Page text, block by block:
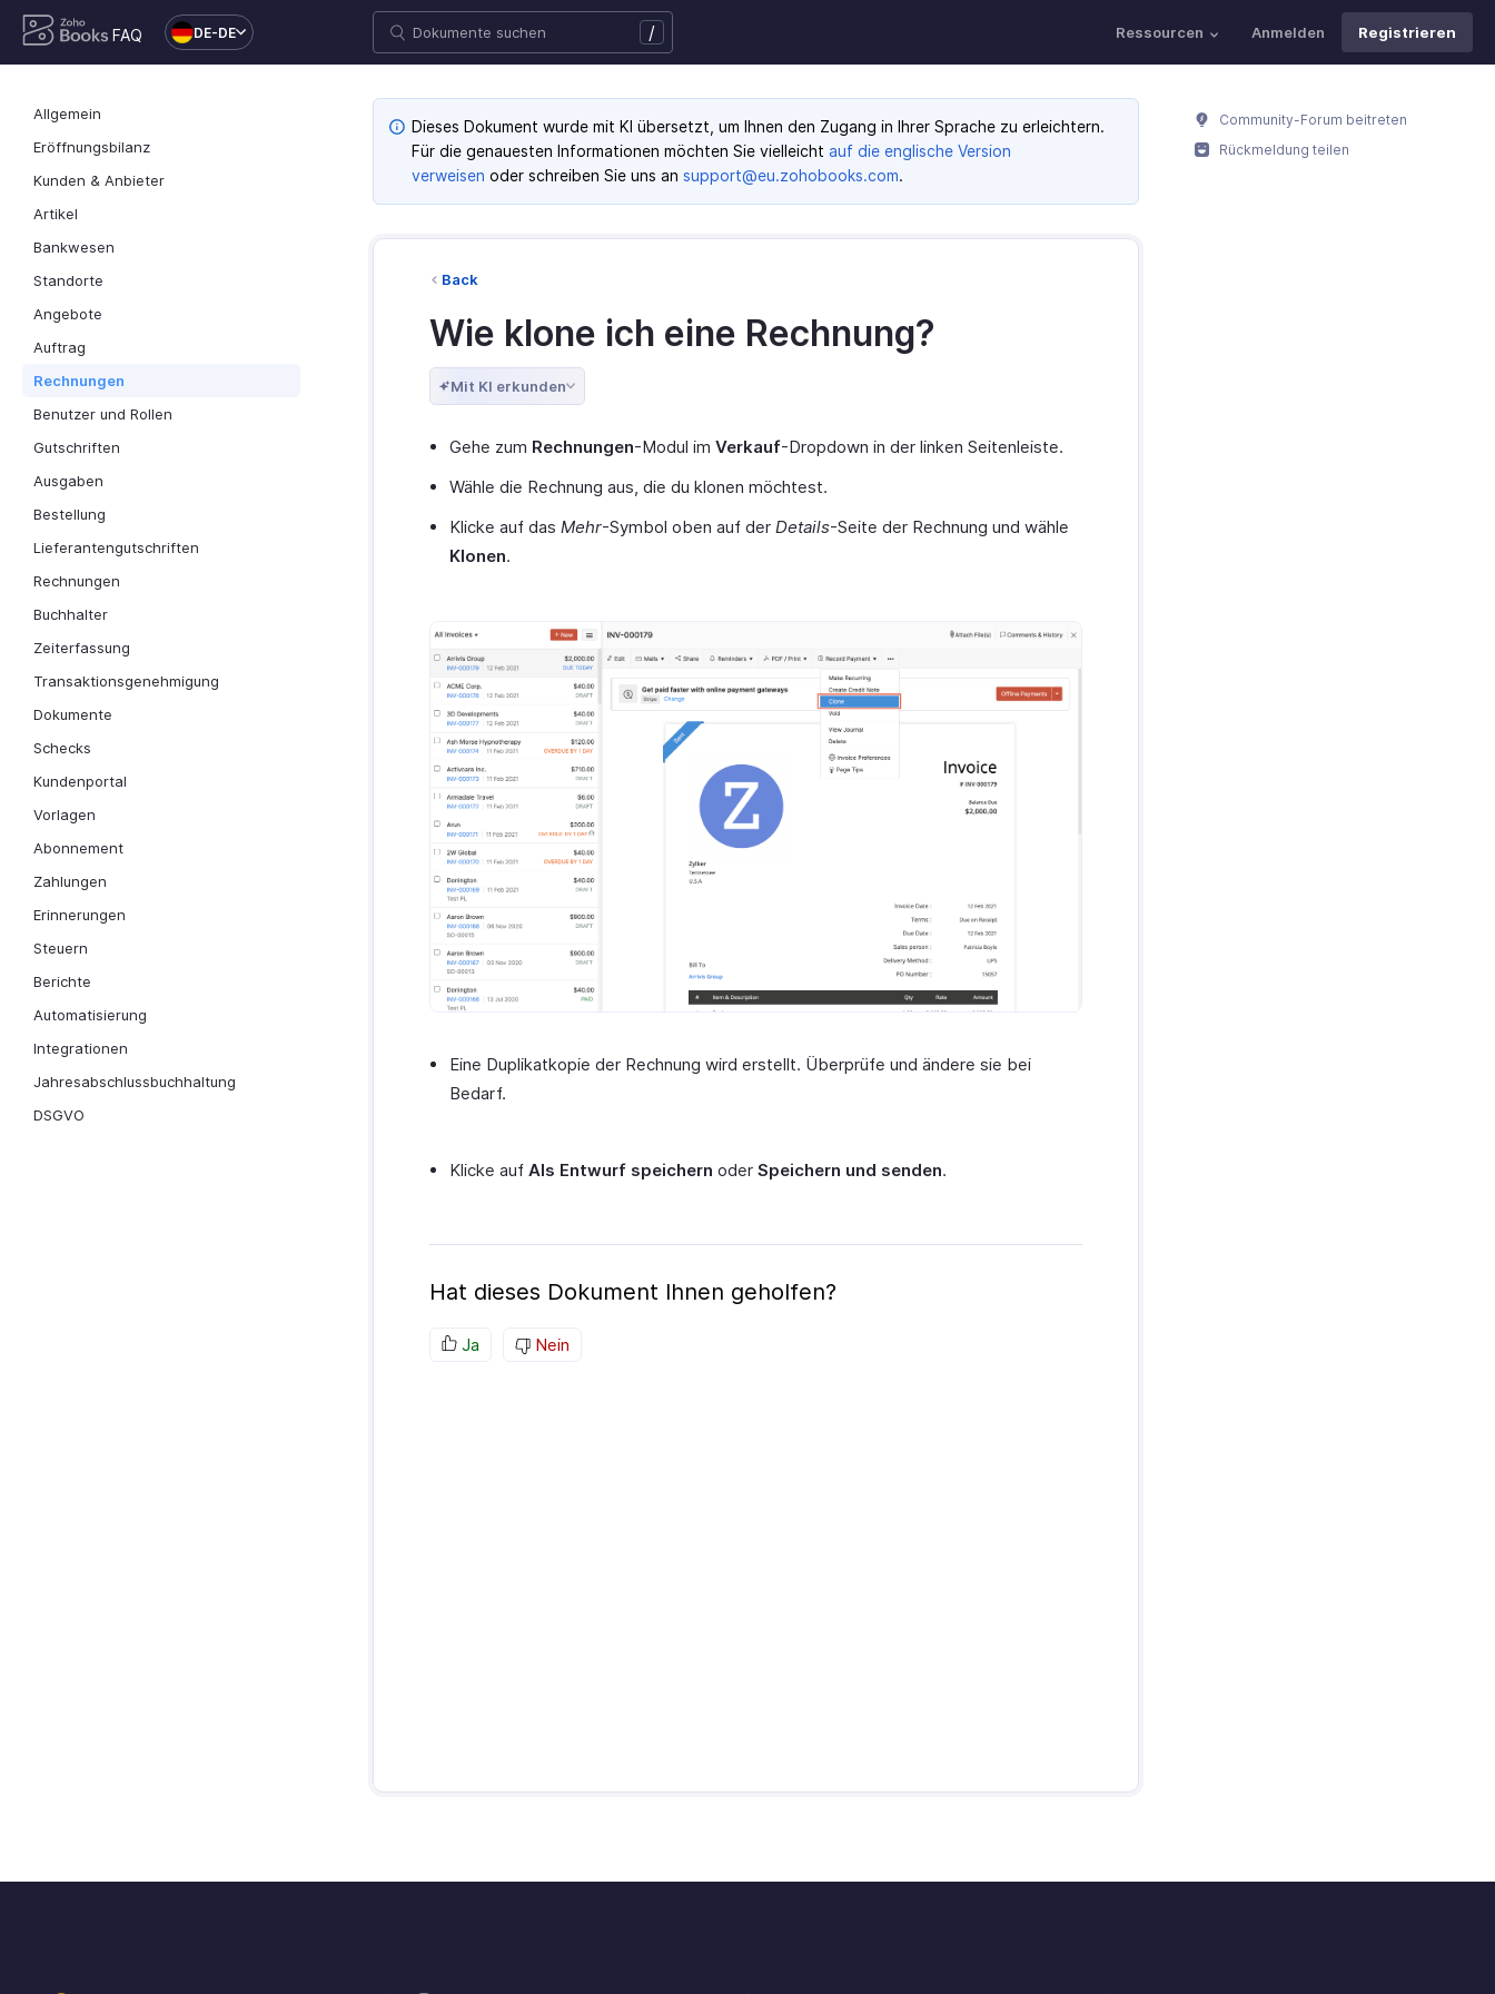
FAQ DE-DE / Ressourcen Anmelden Registrieren
Allgemein
Eröffnungsbilanz
Kunden & Anbieter
Artikel
Bankwesen
Standorte
Angebote
Auftrag
Rechnungen
Benutzer und Rollen
Gutschriften
Ausgaben
Bestellung
Lieferantengutschriften
Rechnungen
Buchhalter
Zeiterfassung
Transaktionsgenehmigung
Dokumente
Schecks
Kundenportal
Vorlagen
Abonnement
Zahlungen
Erinnerungen
Steuern
Berichte
Automatisierung
Integrationen
Jahresabschlussbuchhaltung
DSGVO
Dieses Dokument wurde mit KI übersetzt, um Ihnen den Zugang in Ihrer Sprache zu erleichtern.
Für die genauesten Informationen möchten Sie vielleicht auf die englische Version
verweisen oder schreiben Sie uns an support@eu.zohobooks.com.
Back
Wie klone ich eine Rechnung?
Mit KI erkunden
Gehe zum Rechnungen-Modul im Verkauf-Dropdown in der linken Seitenleiste.
Wähle die Rechnung aus, die du klonen möchtest.
Klicke auf das Mehr-Symbol oben auf der Details-Seite der Rechnung und wähle
Klonen.
Eine Duplikatkopie der Rechnung wird erstellt. Überprüfe und ändere sie bei
Bedarf.
Klicke auf Als Entwurf speichern oder Speichern und senden.
Hat dieses Dokument Ihnen geholfen?
Ja Nein
Community-Forum beitreten
Rückmeldung teilen